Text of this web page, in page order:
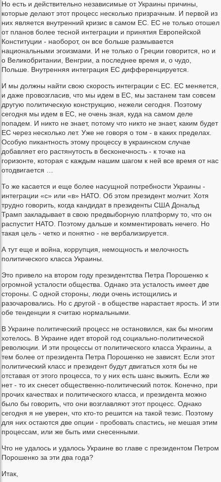
Но есть и действительно независимые от Украины причины,
которые делают этот процесс несколько призрачным. И первой из
них является внутренний кризис в самом ЕС. ЕС не только отошел
от планов более тесной интеграции и принятия Европейской
Конституции - наоборот, он все больше размывается
национальными эгоизмами. И не только о Греции говорится, но и
о Великобритании, Венгрии, а последнее время и, о чудо,
Польше. Внутренняя интеграция ЕС дифференцируется.
И мы должны найти свою скорость интеграции с ЕС. ЕС меняется,
и даже провозгласив, что мы идем в ЕС, мы застанем там совсем
другую политическую конструкцию, нежели сегодня. Поэтому
сегодня мы идем в ЕС, не очень зная, куда на самом деле
попадем. И никто не знает, потому что никто не знает, каким будет
ЕС через несколько лет. Уже не говоря о том - в каких пределах.
Особую пикантность этому процессу в украинском случае
добавляет его растянутость в бесконечность - к точке на
горизонте, которая с каждым нашим шагом к ней все время от нас
отодвигается …
То же касается и еще более насущной потребности Украины -
интеграции «с» или «в» НАТО. Об этом президент молчит. Хотя
трудно говорить, когда кандидат в президенты США Дональд
Трамп закладывает в свою предвыборную платформу то, что он
распустит НАТО. Поэтому дальше и комментировать нечего. Но
такая цель - четко и понятно - не вербализируется.
А тут еще и война, коррупция, немощность и мелочность
политического класса Украины.
Это привело на втором году президентства Петра Порошенко к
огромной усталости общества. Однако эта усталость имеет две
стороны. С одной стороны, люди очень истощились и
разочаровались. Но с другой - в обществе нарастает ярость. И эти
обе тенденции я считаю нормальными.
В Украине политический процесс не остановился, как бы многим
хотелось. В Украине идет второй год социально-политической
революции. И эти процессы от политического класса Украины, а
тем более от президента Петра Порошенко не зависят. Если этот
политический класс и президент будут двигаться хотя бы не
отставая от этого процесса, то у них есть шанс выжить. Если же
нет - то их снесет общественно-политический поток. Конечно, при
прочих качествах и политического класса, и президента можно
было бы говорить, что они возглавляют этот процесс. Однако
сегодня я не уверен, что кто-то решится на такой тезис. Поэтому
для них остаются две опции - пробовать спастись, не мешая этим
процессам, или же быть ими снесенными.
Что не удалось и удалось Украине во главе с президентом Петром
Порошенко за эти два года?
Итак,